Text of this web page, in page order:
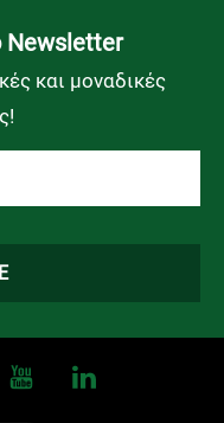
Newsletter
και μοναδικές